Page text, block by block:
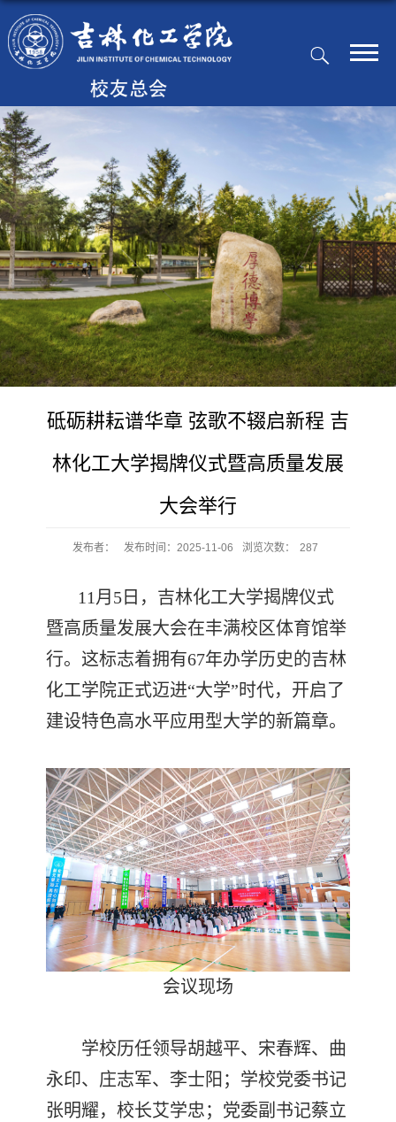
砥砺耕耘谱华章 弦歌不辍启新程 吉
林化工大学揭牌仪式暨高质量发展
大会举行
发布者： 发布时间：2025-11-06 浏览次数： 287
11月5日，吉林化工大学揭牌仪式
暨高质量发展大会在丰满校区体育馆举
行。这标志着拥有67年办学历史的吉林
化工学院正式迈进“大学”时代，开启了
建设特色高水平应用型大学的新篇章。
会议现场
学校历任领导胡越平、宋春辉、曲
永印、庄志军、李士阳；学校党委书记
张明耀，校长艾学忠；党委副书记蔡立